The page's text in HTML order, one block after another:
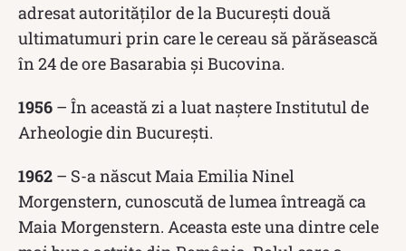
adresat autorităților de la București două
ultimatumuri prin care le cereau să părăsească
în 24 de ore Basarabia și Bucovina.
1956 – În această zi a luat naștere Institutul de
Arheologie din București.
1962 – S-a născut Maia Emilia Ninel
Morgenstern, cunoscută de lumea întreagă ca
Maia Morgenstern. Aceasta este una dintre cele